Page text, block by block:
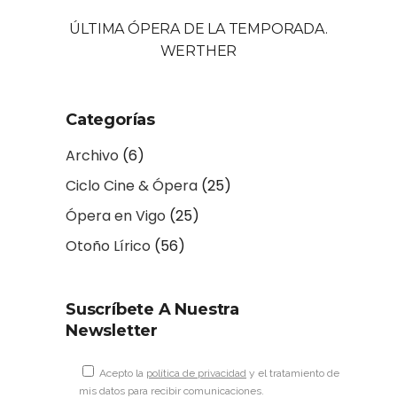
ÚLTIMA ÓPERA DE LA TEMPORADA.
WERTHER
Categorías
Archivo (6)
Ciclo Cine & Ópera (25)
Ópera en Vigo (25)
Otoño Lírico (56)
Suscríbete A Nuestra
Newsletter
Acepto la política de privacidad y el tratamiento de
mis datos para recibir comunicaciones.